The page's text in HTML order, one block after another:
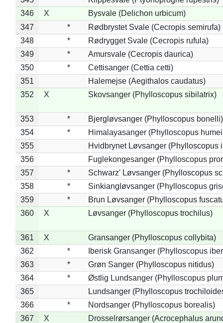
346
X
Bysvale (Delichon urbicum)
347
*
Rødbrystet Svale (Cecropis semirufa)
348
*
Rødrygget Svale (Cecropis rufula)
349
*
Amursvale (Cecropis daurica)
350
*
Cettisanger (Cettia cetti)
351
Halemejse (Aegithalos caudatus)
352
X Skovsanger (Phylloscopus sibilatrix)
353 *
Bjergløvsanger (Phylloscopus bonelli)
354
*
Himalayasanger (Phylloscopus
355
Hvidbrynet Løvsanger (Phylloscopus
356
Fuglekongesanger (Phylloscopus
357
*
Schwarz' Løvsanger (Phylloscopus
358
*
Sinkiangløvsanger (Phylloscopus
359
*
Brun Løvsanger (Phylloscopus
360
X Løvsanger (Phylloscopus trochilus)
361 X
Gransanger (Phylloscopus collybita)
362
*
Iberisk Gransanger (Phylloscopus
363
*
Grøn Sanger (Phylloscopus nitidus)
364
*
Østlig Lundsanger (Phylloscopus
365
Lundsanger (Phylloscopus
366
*
Nordsanger (Phylloscopus borealis)
367
X
Drosselrørsanger (Acrocephalus